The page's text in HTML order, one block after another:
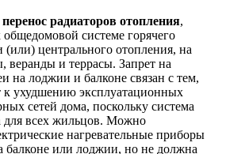
радиаторов отопления,
системе горячего
(или) центрального отопления, на
веранды и террасы. Запрет на
на лоджии и балконе связан с тем,
к ухудшению эксплуатационных
сетей дома, поскольку система
для всех жильцов. Можно
нагревательные приборы
балконе или лоджии, но не должна